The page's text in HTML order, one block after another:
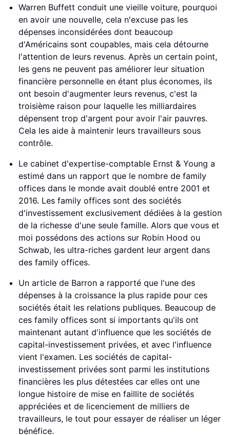
Warren Buffett conduit une vieille voiture, pourquoi
en avoir une nouvelle, cela n'excuse pas les
dépenses inconsidérées dont beaucoup
d'Américains sont coupables, mais cela détourne
l'attention de leurs revenus. Après un certain point,
les gens ne peuvent pas améliorer leur situation
financière personnelle en étant plus économes, ils
ont besoin d'augmenter leurs revenus, c'est la
troisième raison pour laquelle les milliardaires
dépensent trop d'argent pour avoir l'air pauvres.
Cela les aide à maintenir leurs travailleurs sous
contrôle.
Le cabinet d'expertise-comptable Ernst & Young a
estimé dans un rapport que le nombre de family
offices dans le monde avait doublé entre 2001 et
2016. Les family offices sont des sociétés
d'investissement exclusivement dédiées à la gestion
de la richesse d'une seule famille. Alors que vous et
moi possédons des actions sur Robin Hood ou
Schwab, les ultra-riches gardent leur argent dans
des family offices.
Un article de Barron a rapporté que l'une des
dépenses à la croissance la plus rapide pour ces
sociétés était les relations publiques. Beaucoup de
ces family offices sont si importants qu'ils ont
maintenant autant d'influence que les sociétés de
capital-investissement privées, et avec l'influence
vient l'examen. Les sociétés de capital-
investissement privées sont parmi les institutions
financières les plus détestées car elles ont une
longue histoire de mise en faillite de sociétés
appréciées et de licenciement de milliers de
travailleurs, le tout pour essayer de réaliser un léger
bénéfice.